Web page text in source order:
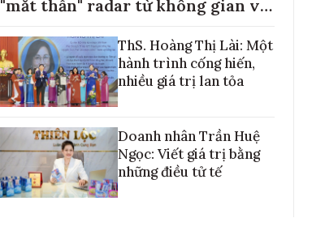
"mắt thần" radar từ không gian về
ThS. Hoàng Thị Lài: Một
hành trình cống hiến,
nhiều giá trị lan tỏa
Doanh nhân Trần Huệ
Ngọc: Viết giá trị bằng
những điều tử tế